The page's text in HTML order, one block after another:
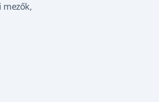
mezők,